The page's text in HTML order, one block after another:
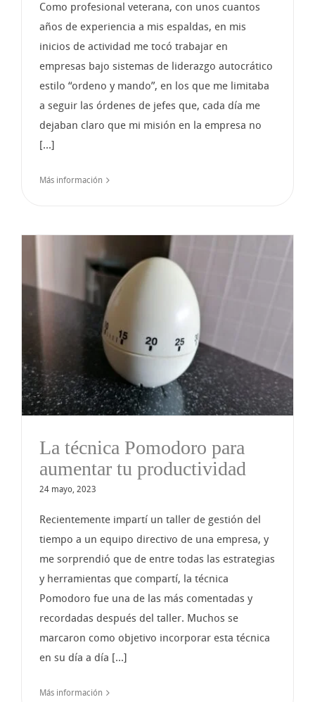
Como profesional veterana, con unos cuantos
años de experiencia a mis espaldas, en mis
inicios de actividad me tocó trabajar en
empresas bajo sistemas de liderazgo autocrático
estilo “ordeno y mando”, en los que me limitaba
a seguir las órdenes de jefes que, cada día me
dejaban claro que mi misión en la empresa no
[...]
Más información
La técnica Pomodoro para
aumentar tu productividad
24 mayo, 2023
Recientemente impartí un taller de gestión del
tiempo a un equipo directivo de una empresa, y
me sorprendió que de entre todas las estrategias
y herramientas que compartí, la técnica
Pomodoro fue una de las más comentadas y
recordadas después del taller. Muchos se
marcaron como objetivo incorporar esta técnica
en su día a día [...]
Más información